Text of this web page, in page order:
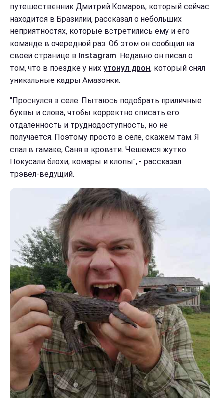
путешественник Дмитрий Комаров, который сейчас
находится в Бразилии, рассказал о небольших
неприятностях, которые встретились ему и его
команде в очередной раз. Об этом он сообщил на
своей странице в Instagram. Недавно он писал о
том, что в поездке у них утонул дрон, который снял
уникальные кадры Амазонки.
"Проснулся в селе. Пытаюсь подобрать приличные
буквы и слова, чтобы корректно описать его
отдаленность и труднодоступность, но не
получается. Поэтому просто в селе, скажем там. Я
спал в гамаке, Саня в кровати. Чешемся жутко.
Покусали блохи, комары и клопы", - рассказал
трэвел-ведущий.